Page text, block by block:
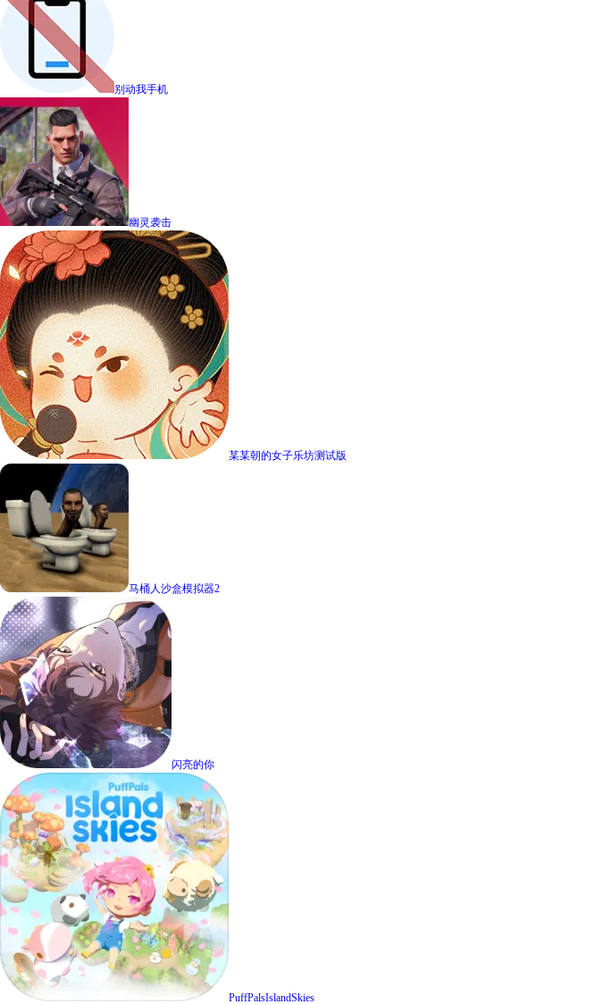
别动我手机
幽灵袭击
某某朝的女子乐坊测试版
马桶人沙盒模拟器2
闪亮的你
PuffPalsIslandSkies